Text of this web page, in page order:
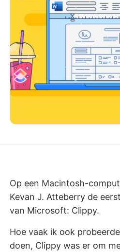
Op een Macintosh-
Kevan J. Atteberry de
van Microsoft: Clippy.
Hoe vaak ik ook
doen, Clippy was er om